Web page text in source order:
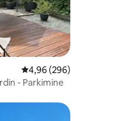
Keskmine hinnang
4,96 (296)
- Parkimine